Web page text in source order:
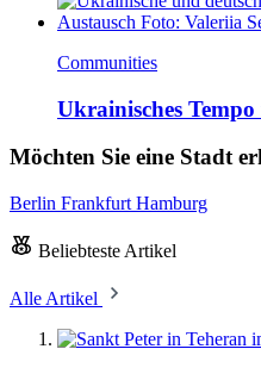
Communities
Ukrainisches
Möchten Sie eine Stadt
Berlin Frankfurt Hamburg
Beliebteste Artikel
Alle Artikel